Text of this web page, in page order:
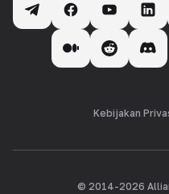
Kebijakan
© 2014-2026